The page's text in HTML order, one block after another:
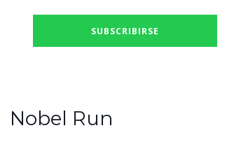
Nobel Run